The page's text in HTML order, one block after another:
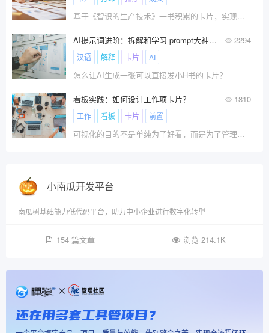
基于《智识的生产技术》一书积累的卡片，实现拼卡成文，产出一篇有价值、有指导意义的读书笔记最佳实践。
AI提示词进阶：拆解和学习 prompt大神李继刚的提示词写法 2294
汉语 解释 卡片 AI
怎么让AI生成一张可以直接发小H书的卡片？
看板实践：如何设计工作项卡片？ 1810
工作 看板 卡片 前置
可视化的目的不是单纯为了好看，而是为了管理。因此，工作项卡片上每一个信息的设计都是要有存在的意义，这有可能是用于统计分析并用于指导改进（如：时间信息），也可能是为我们决策提供支撑（如：优先级、风险等）。
小南瓜开发平台
南瓜树基础能力低代码平台，助力中小企业进行数字化转型
154 篇文章 浏览 214.1K
还在用多套工具管项目？